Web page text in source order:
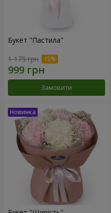
Букет "Пастила"
1 175 грн
Замовити